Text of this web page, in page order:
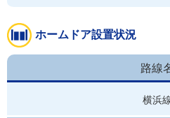
ホームドア設置状況
路線
横浜